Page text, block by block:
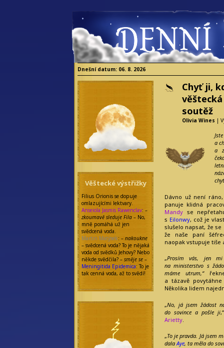
Dnešní datum: 06. 8. 2026
Věštecké výstřižky
Filius Orionis se dopuje
omlazujícími lektvary.
Anseiola Jasmis Rawenclav: –
zkoumavě sleduje Fila – No,
mně pomáhá už jen
svědcená voda.
Martin Matýsek: – nakoukne
– svědcená voda? To je nějaká
voda od svědků Jehovy? Nebo
někde svědčila? – směje se –
Meningitida Epidemica: To je
tak cenná voda, až to svědí!
Chyť ji,
soutěž
Olivia Wines |
a
a
Dávno už není
panuje klidná
Mandy se
s Eilonwy, což je
slušelo napsat, že
že naše paní
naopak vstupuje tiše
„Prosím vás, jen
na ministerstvo s
máme utrum,“
a tázavě
Několika lidem
„No, já jsem žádost
do sovince a pošle ji
Arietty
„To je pravda. Já jsem
dalaAye, ta měla do